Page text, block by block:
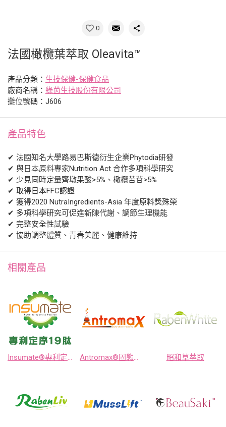
0
法國橄欖葉萃取 Oleavita™
產品分類： 生技保健-保健食品
廠商名稱： 綠茵生技股份有限公司
攤位號碼：J606
產品特色
✔ 法國知名大學路易巴斯德衍生企業Phytodia研發
✔ 與日本原料專家Nutrition Act 合作多項科學研究
✔ 少見同時定量齊墩果酸>5%、橄欖苦苷>5%
✔ 取得日本FFC認證
✔ 獲得2020 NutraIngredients-Asia 年度原料獎殊榮
✔ 多項科學研究可促進新陳代謝、調節生理機能
✔ 完整安全性試驗
✔ 協助調整體質、青春美麗、健康維持
相關產品
Insumate®專利定序19肽(苦瓜胜肽) Antromax®固態培養牛樟芝菌絲體 昭和草萃取